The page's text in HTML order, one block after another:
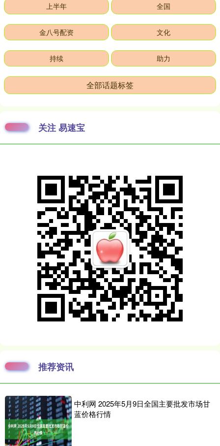
上半年 全国
金八号配资 文化
持续 助力
全部话题标签
关注 易速宝
推荐资讯
中利网 2025年5月9日全国主要批发市场甘
蓝价格行情